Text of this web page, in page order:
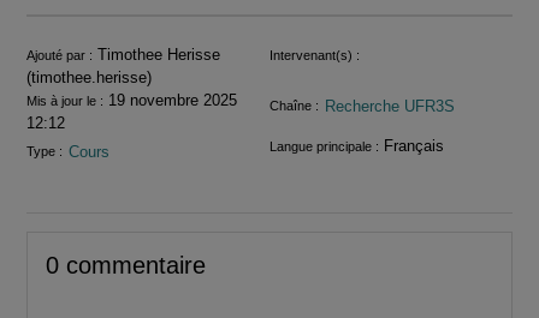
Informations
Ajouté par : Timothee Herisse
(timothee.herisse)
Intervenant(s) :
Mis à jour le : 19 novembre 2025
12:12
Chaîne : Recherche UFR3S
Type : Cours Langue principale : Français
0 commentaire